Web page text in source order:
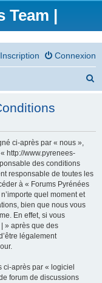
Team |
Connexion
Inscription
h
ci-après par « nous »,
http://www.pyrenees-
des conditions
responsable de toutes les
à « Forums Pyrénées
quel moment et
bien que nous vous
En effet, si vous
» après que des
légalement
ci-après par « logiciel
forum de discussions